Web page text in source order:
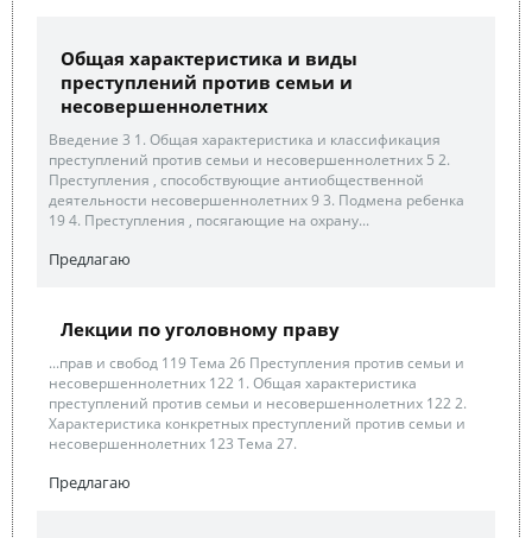
Общая характеристика и виды
преступлений против семьи и
несовершеннолетних
Введение 3 1. Общая характеристика и классификация
преступлений против семьи и несовершеннолетних 5 2.
Преступления , способствующие антиобщественной
деятельности несовершеннолетних 9 3. Подмена ребенка
19 4. Преступления , посягающие на охрану...
Предлагаю
Лекции по уголовному праву
...прав и свобод 119 Тема 26 Преступления против семьи и
несовершеннолетних 122 1. Общая характеристика
преступлений против семьи и несовершеннолетних 122 2.
Характеристика конкретных преступлений против семьи и
несовершеннолетних 123 Тема 27.
Предлагаю